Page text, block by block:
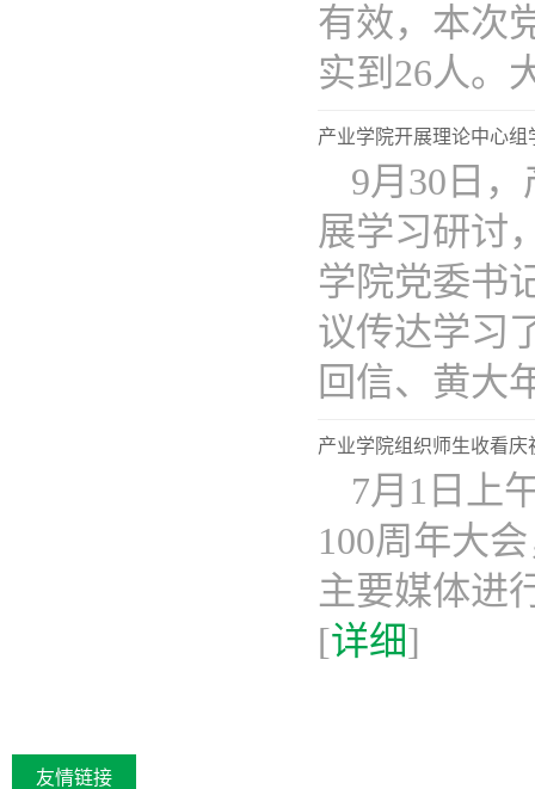
有效，本次
实到26人。
产业学院开展理论中心组
9月30日
展学习研讨
学院党委书
议传达学习
回信、黄大
产业学院组织师生收看
7月1日上
100周年大
主要媒体进
[详细]
友情链接